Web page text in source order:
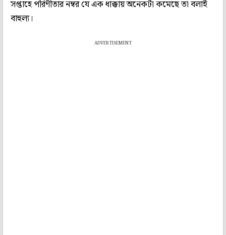
সপ্তাহে পরিণীতার নম্বর যে এক ধাক্কায় অনেকটা কমেছে তা বলাই
বাহুল্য।
ADVERTISEMENT